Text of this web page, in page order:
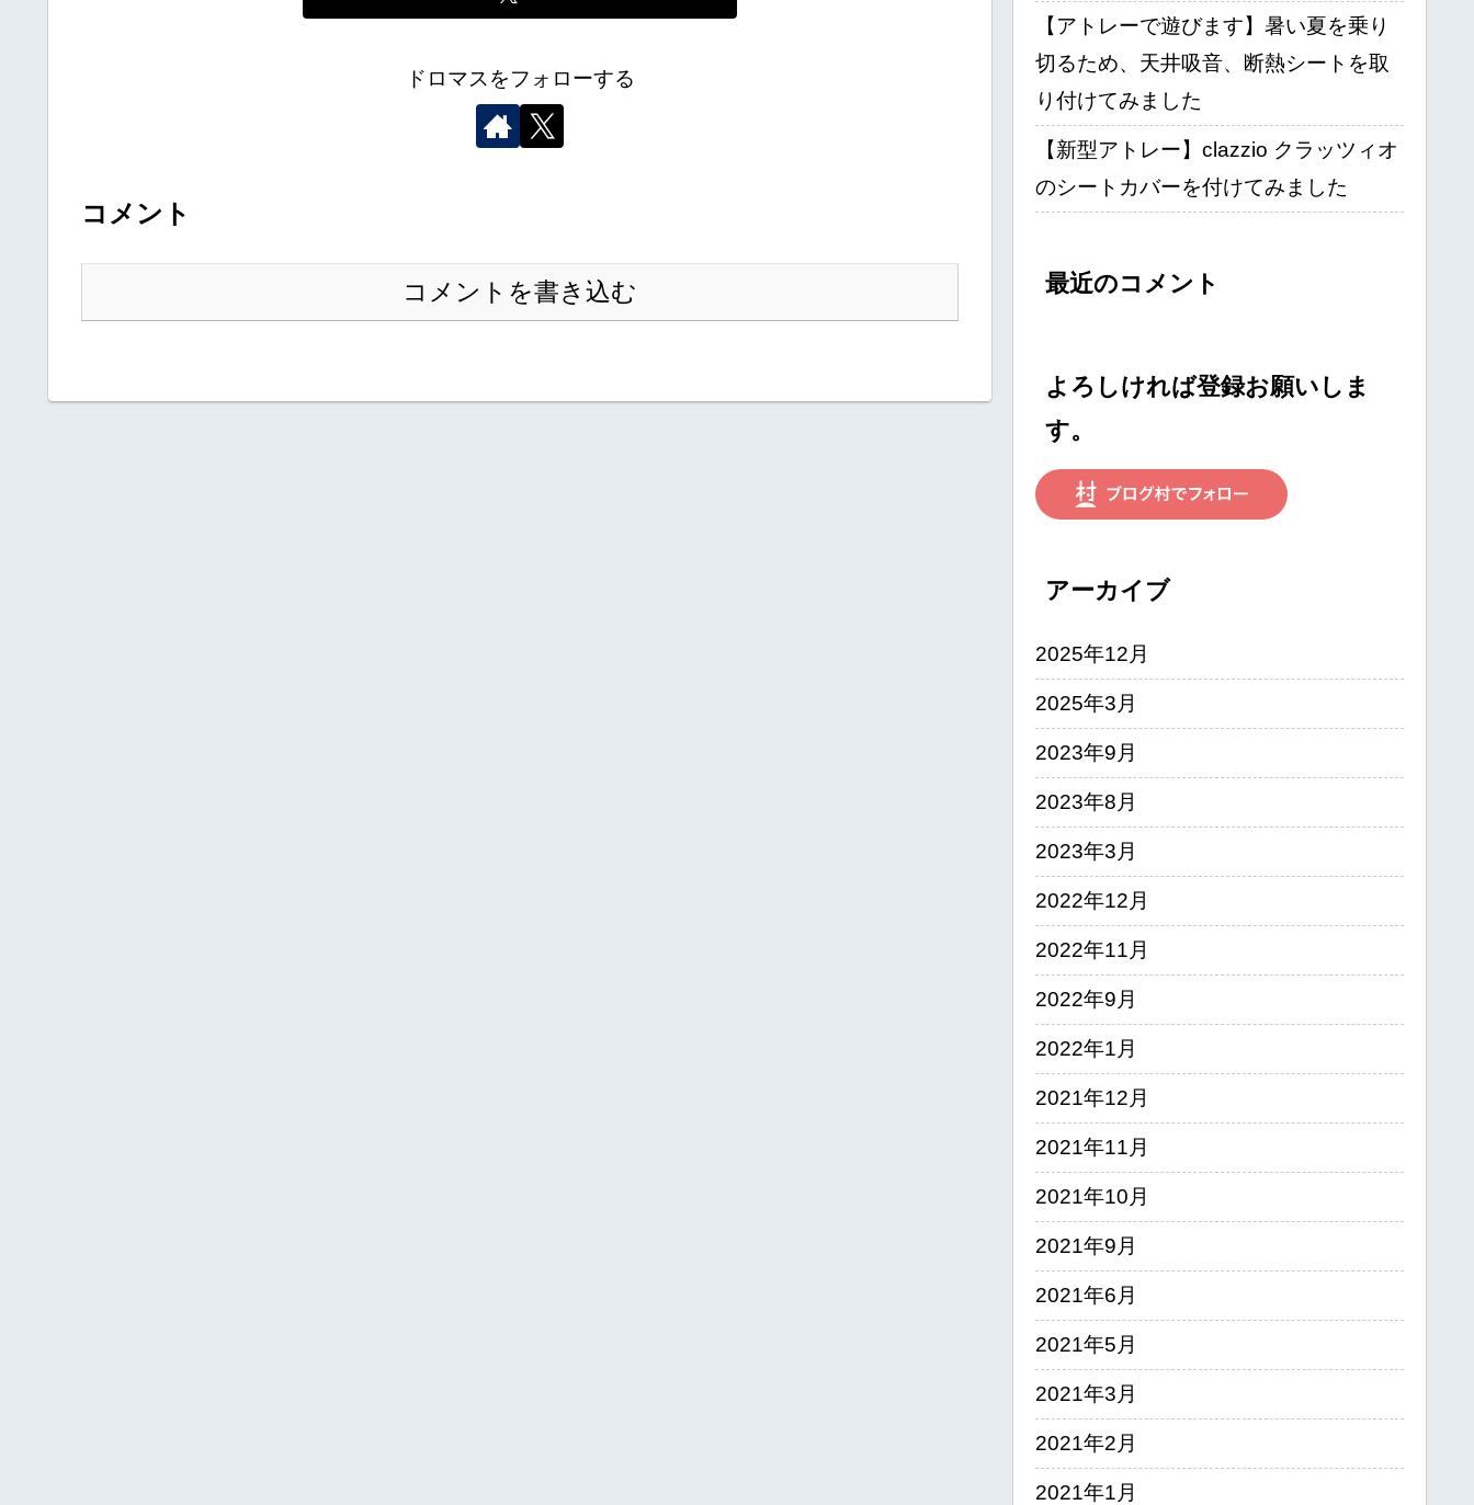
ドロマスをフォローする
コメント
コメントを書き込む
【アトレーで遊びます】暑い夏を乗り
切るため、天井吸音、断熱シートを取
り付けてみました
【新型アトレー】clazzio クラッツィオ
のシートカバーを付けてみました
最近のコメント
よろしければ登録お願いしま
す。
アーカイブ
2025年12月
2025年3月
2023年9月
2023年8月
2023年3月
2022年12月
2022年11月
2022年9月
2022年1月
2021年12月
2021年11月
2021年10月
2021年9月
2021年6月
2021年5月
2021年3月
2021年2月
2021年1月